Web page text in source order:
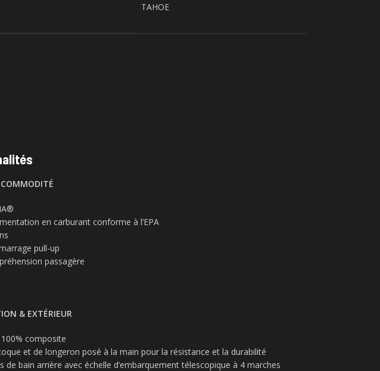
TAHOE
en carburant conforme à l’EPA
pull-up
passagère
& EXTÉRIEUR
composite
et de longeron posé à la main pour la résistance et la durabilité
de bain arrière avec échelle d’embarquement télescopique à 4 marches